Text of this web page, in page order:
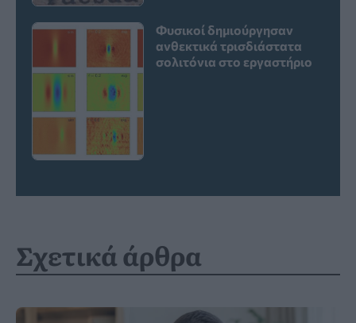
Φυσικοί δημιούργησαν
ανθεκτικά τρισδιάστατα
σολιτόνια στο εργαστήριο
Σχετικά άρθρα